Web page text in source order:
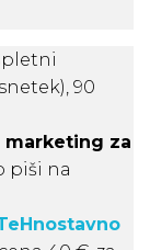
90
marketing za
piši na